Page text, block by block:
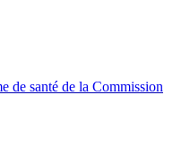
de santé de la Commission